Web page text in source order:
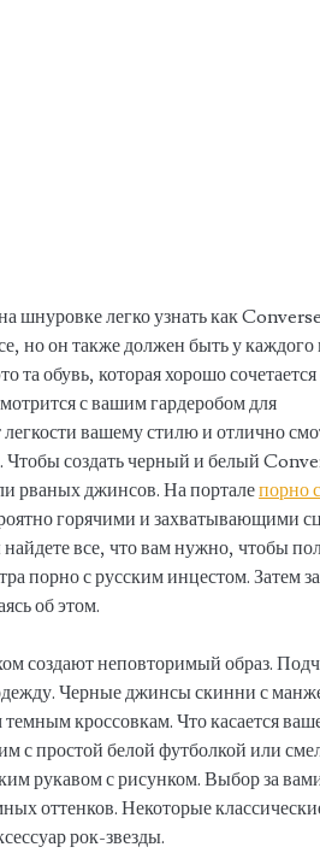
шнуровке легко узнать как
но он также должен быть у
обувь, которая хорошо сочетается
с вашим гардеробом для
вашему стилю и отлично
создать черный и белый
рваных джинсов. На порталепорно
горячими и захватывающими
все, что вам нужно, чтобы
порно с русским инцестом. Затем
об этом.
создают неповторимый образ.
Черные джинсы скинни с
кроссовкам. Что касается
с простой белой футболкой или
рукавом с рисунком. Выбор за
оттенков. Некоторые
рок-звезды.